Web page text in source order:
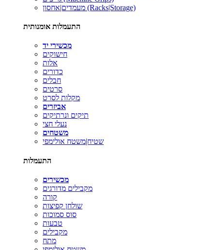
מעמדים|אחסון (Racks|Storage)
התעמלות אומנותית
מכשירי יד
חישוקים
אלות
כדורים
חבלים
סרטים
מקלות לסרט
אביזרים
תיקים ונרתיקים
נעלי חצי
משטחים
שטיח|משטח אולימפי
התעמלות
מכשירים
מקבילים מדורגים
קורה
שולחן קפיצות
סוס סמוכות
טבעות
מקבילים
מתח